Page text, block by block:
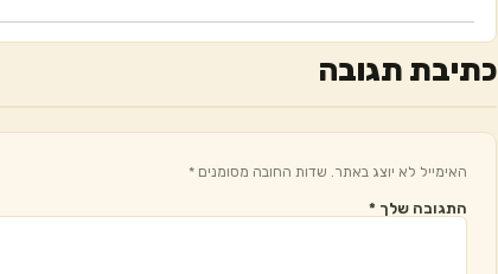
כתיבת תגובה
האימייל לא יוצג באתר. שדות החובה מסומנים *
התגובה שלך *